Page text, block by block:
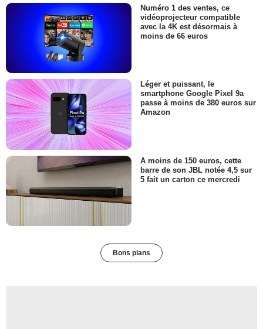
Numéro 1 des ventes, ce
vidéoprojecteur compatible
avec la 4K est désormais à
moins de 66 euros
Léger et puissant, le
smartphone Google Pixel 9a
passe à moins de 380 euros sur
Amazon
A moins de 150 euros, cette
barre de son JBL notée 4,5 sur
5 fait un carton ce mercredi
Bons plans